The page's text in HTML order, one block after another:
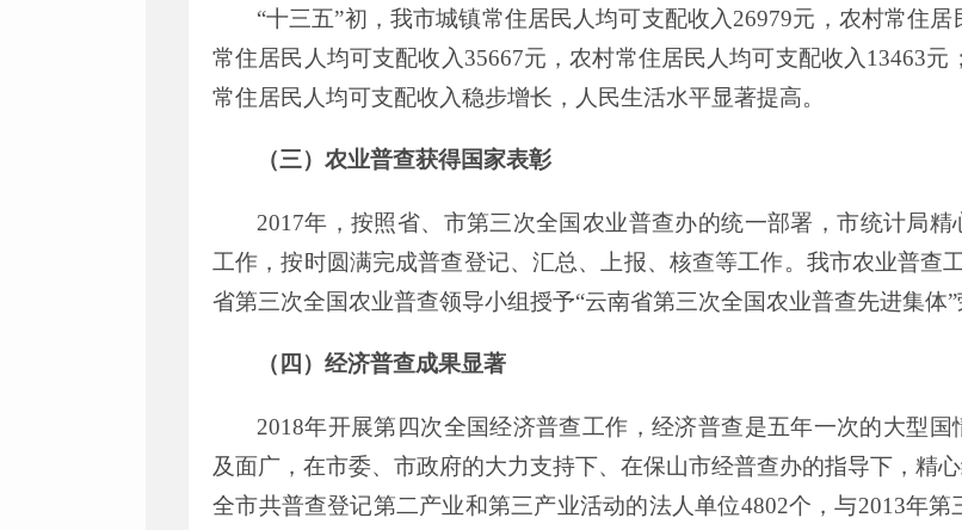
“十三五”初，我市城镇常住居民人均可支配收入 26979元，农村常住居
常住居民人均可支配收入 35667元，农村常住居民人均可支配收入 13463元
常住居民人均可支配收入稳步增长，人民生活水平显著提高。
（三）农业普查获得国家表彰
2017年 ， 按照省、市第三次全国农业普查办的统一部署 ，市统计局精
工作 ，按时圆满完成普查登记、汇总、上报、核查等工作。我市农业普查
省第三次全国农业普查领导小组授予“云南省第三次全国农业普查先进集体”
（四）经济普查成果显著
2018年开展第四次全国经济普查工作 ， 经济普查是五年一次的大型国
及面广 ， 在市委、市政府的大力支持下、 在保山市经普查办的指导下 ， 精
全市共普查登记第二产业和第三产业活动的法人单位4802个，与2013年第